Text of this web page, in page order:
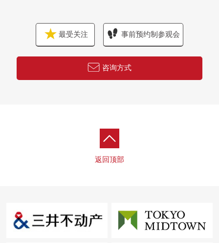
最受关注 事前预约制参观会
咨询方式
返回顶部